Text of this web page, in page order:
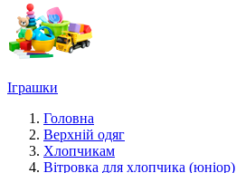
Іграшки
Головна
Верхній одяг
Хлопчикам
Вітровка для хлопчика (юніор)